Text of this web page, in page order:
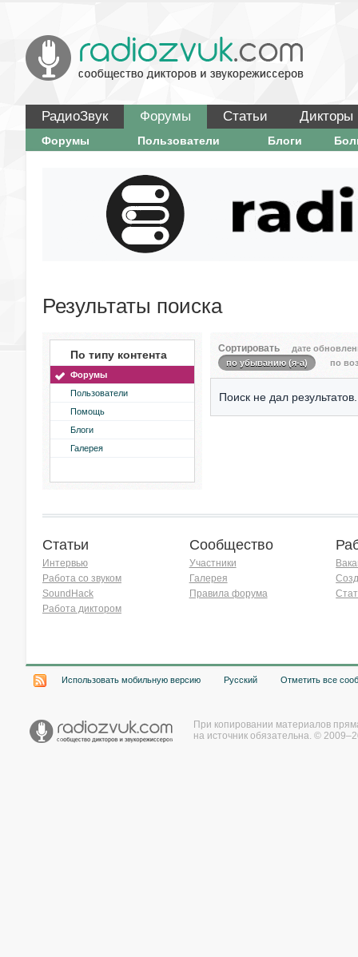
РадиоЗвук Форумы Статьи Дикторы
Форумы Пользователи Блоги
Результаты поиска
По типу контента
Форумы
Пользователи
Помощь
Блоги
Галерея
Сортировать
дате
по убыванию (я-а)
по
Поиск не дал результатов.
Статьи
Интервью
Работа со звуком
SoundHack
Работа диктором
Сообщество
Участники
Галерея
Правила форума
Использовать мобильную версию Русский Отметить все
При копировании материалов
на источник обязательна. ©